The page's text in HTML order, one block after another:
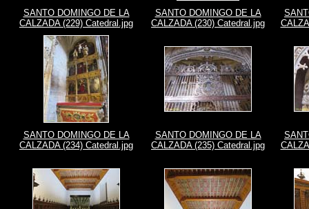
SANTO DOMINGO DE LA
CALZADA (229) Catedral.jpg
SANTO DOMINGO DE LA
CALZADA (230) Catedral.jpg
SANTO DOMINGO DE LA
CALZADA (234) Catedral.jpg
SANTO DOMINGO DE LA
CALZADA (235) Catedral.jpg